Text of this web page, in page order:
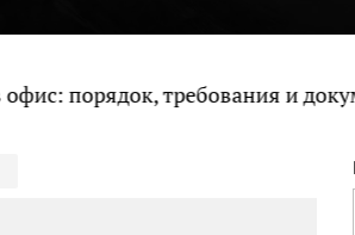
требования и